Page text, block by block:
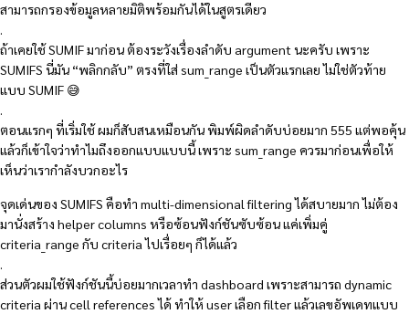
สามารถกรองข้อมูลหลายมิติพร้อมกันได้ในสูตรเดียว
.
ถ้าเคยใช้ SUMIF มาก่อน ต้องระวังเรื่องลำดับ argument นะครับ เพราะ
SUMIFS นี่มัน “พลิกกลับ” ตรงที่ใส่ sum_range เป็นตัวแรกเลย ไม่ใช่ตัวท้าย
แบบ SUMIF 😅
.
ตอนแรกๆ ที่เริ่มใช้ ผมก็สับสนเหมือนกัน พิมพ์ผิดลำดับบ่อยมาก 555 แต่พอคุ้น
แล้วก็เข้าใจว่าทำไมถึงออกแบบแบบนี้ เพราะ sum_range ควรมาก่อนเพื่อให้
เห็นว่าเรากำลังบวกอะไร
จุดเด่นของ SUMIFS คือทำ multi-dimensional filtering ได้สบายมาก ไม่ต้อง
มานั่งสร้าง helper columns หรือซ้อนฟังก์ชันซับซ้อน แค่เพิ่มคู่
criteria_range กับ criteria ไปเรื่อยๆ ก็ได้แล้ว
ส่วนตัวผมใช้ฟังก์ชันนี้บ่อยมากเวลาทำ dashboard เพราะสามารถ dynamic
criteria ผ่าน cell references ได้ ทำให้ user เลือก filter แล้วเลขอัพเดทแบบ